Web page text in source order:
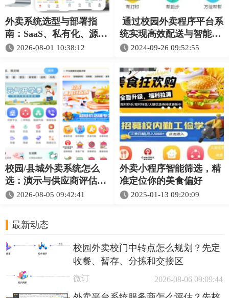
外卖系统选型与部署指
南：SaaS、私有化、源码
和定制怎么选
2026-08-01 10:38:12
通过校园外卖程序平台系
统实现高效配送与智能管
理 2024-09-26 09:52:55
校园/县城外卖系统怎么
选：演示与供应商评估检
查表2026-08-05 09:42:41
外卖小程序智能筛选，精
准定位你的美食偏好
2025-01-13 09:20:09
最新动态
校园外卖校门中转点怎么规划？先定
收餐、暂存、分拣和交接区
微订 2026-08-06 09:09:44